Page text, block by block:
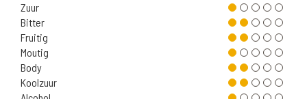
Zuur
Bitter
Fruitig
Moutig
Body
Koolzuur